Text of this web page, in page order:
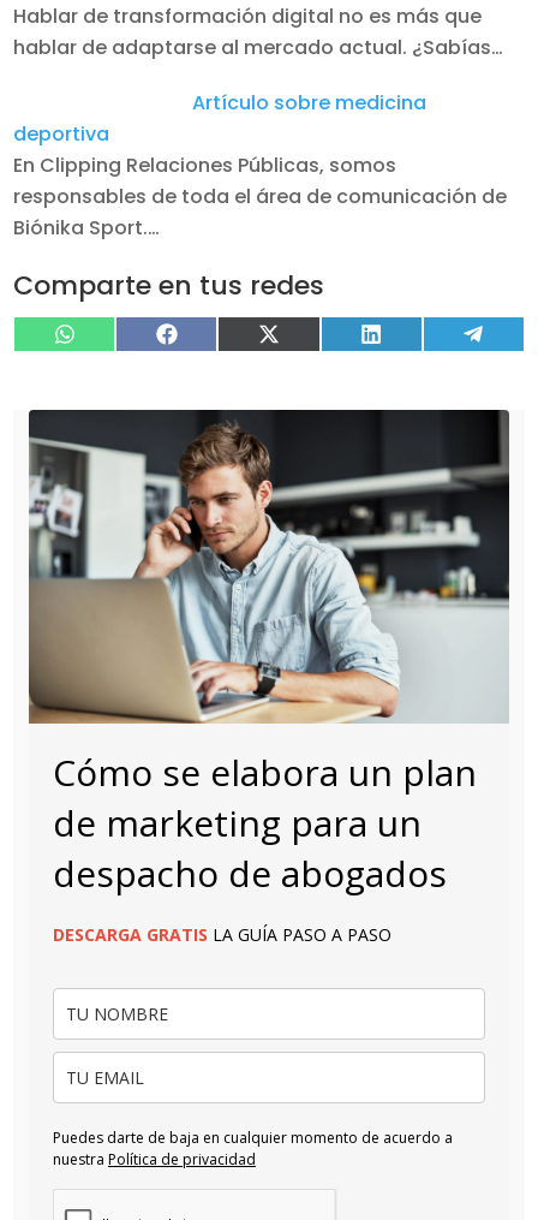
Hablar de transformación digital no es más que
hablar de adaptarse al mercado actual. ¿Sabías…
Artículo sobre medicina
deportiva
En Clipping Relaciones Públicas, somos
responsables de toda el área de comunicación de
Biónika Sport.…
Comparte en tus redes
Compartir
en
WhatsAppCompartir
en
FacebookCompartir
en
X Compartir
en
LinkedIn
en
Cómo se elabora un plan
de marketing para un
despacho de abogados
DESCARGA GRATIS LA GUÍA PASO A PASO
Puedes darte de baja en cualquier momento de acuerdo a
nuestra Política de privacidad